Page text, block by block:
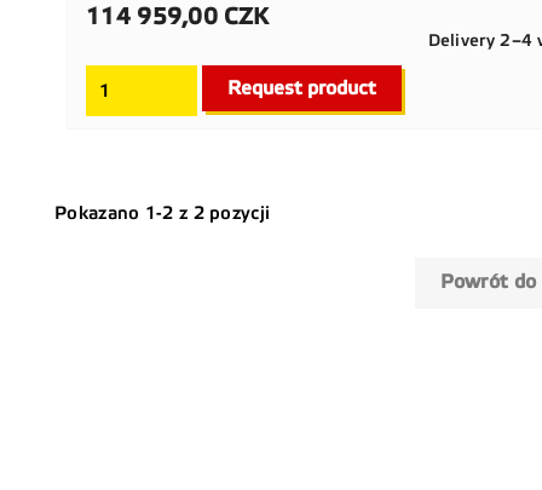
Cena
114 959,00 CZK
Delivery 2–4
Request product
Pokazano 1-2 z 2 pozycji
Powrót